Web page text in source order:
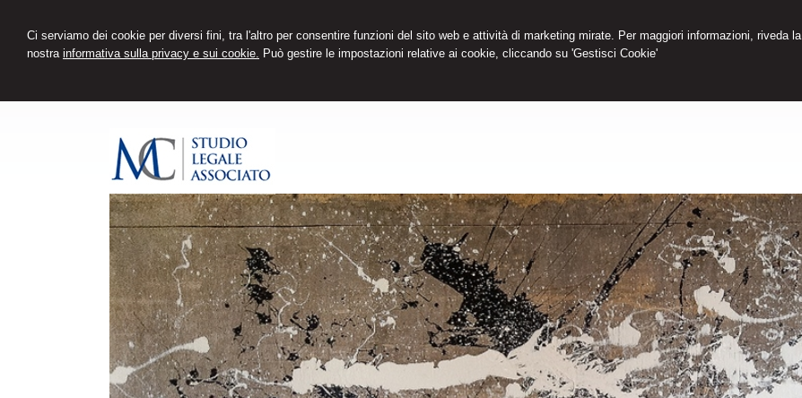
Ci serviamo dei cookie per diversi fini, tra l'altro per consentire funzioni del sito web e attività di marketing mirate. Per maggiori informazioni, riveda la
nostra informativa sulla privacy e sui cookie. Può gestire le impostazioni relative ai cookie, cliccando su 'Gestisci Cookie'